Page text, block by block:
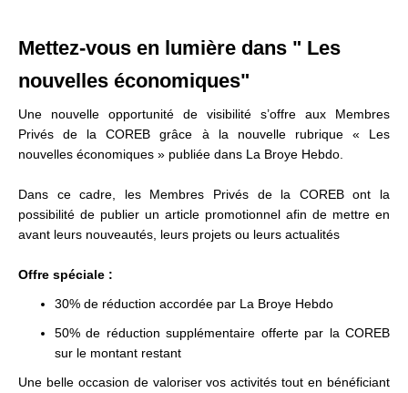
Mettez-vous en lumière dans " Les
nouvelles économiques"
Une nouvelle opportunité de visibilité s’offre aux Membres
Privés de la COREB grâce à la nouvelle rubrique « Les
nouvelles économiques » publiée dans La Broye Hebdo
Dans ce cadre, les Membres Privés de la COREB ont la
possibilité de publier un article promotionnel afin de mettre en
avant leurs nouveautés, leurs projets ou leurs actualités
Offre spéciale :
30% de réduction accordée par La Broye Hebdo
50% de réduction supplémentaire offerte par la COREB
sur le montant restant
Une belle occasion de valoriser vos activités tout en bénéficiant